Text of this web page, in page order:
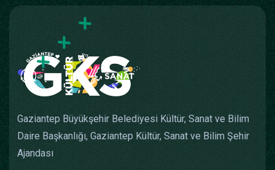
Gaziantep Büyükşehir Belediyesi Kültür, Sanat ve Bilim
Daire Başkanlığı, Gaziantep Kültür, Sanat ve Bilim Şehir
Ajandası